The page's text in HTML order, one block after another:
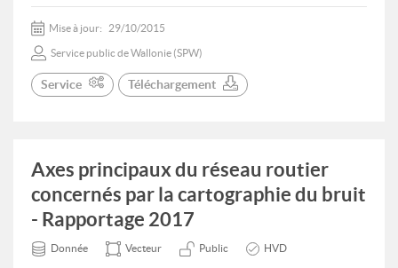
Mise à jour: 29/10/2015
Service public de Wallonie (SPW)
Service Téléchargement
Axes principaux du réseau routier
concernés par la cartographie du bruit
- Rapportage 2017
Donnée Vecteur Public HVD